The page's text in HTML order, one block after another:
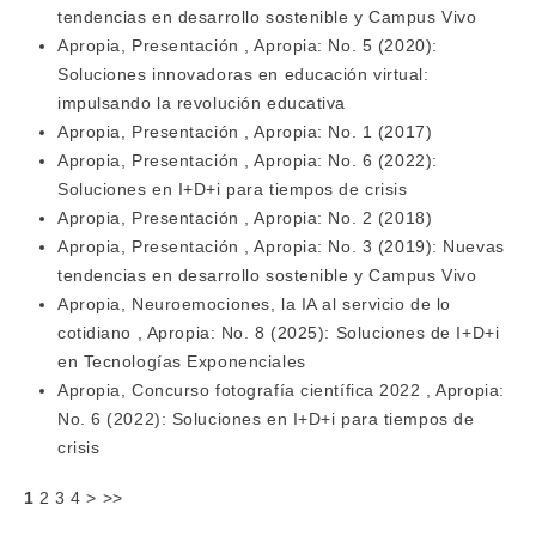
tendencias en desarrollo sostenible y Campus Vivo
Apropia, Presentación ,Apropia: No. 5 (2020):
Soluciones innovadoras en educación virtual:
impulsando la revolución educativa
Apropia, Presentación ,Apropia: No. 1 (2017)
Apropia, Presentación ,Apropia: No. 6 (2022):
Soluciones en I+D+i para tiempos de crisis
Apropia, Presentación ,Apropia: No. 2 (2018)
Apropia, Presentación ,Apropia: No. 3 (2019): Nuevas
tendencias en desarrollo sostenible y Campus Vivo
Apropia, Neuroemociones, la IA al servicio de lo
cotidiano
Apropia: No. 8 (2025): Soluciones de I+D+i
en Tecnologías Exponenciales
Apropia,Concurso fotografía científica 2022 ,Apropia:
No. 6 (2022): Soluciones en I+D+i para tiempos de
crisis
1 2 3 4 > >>